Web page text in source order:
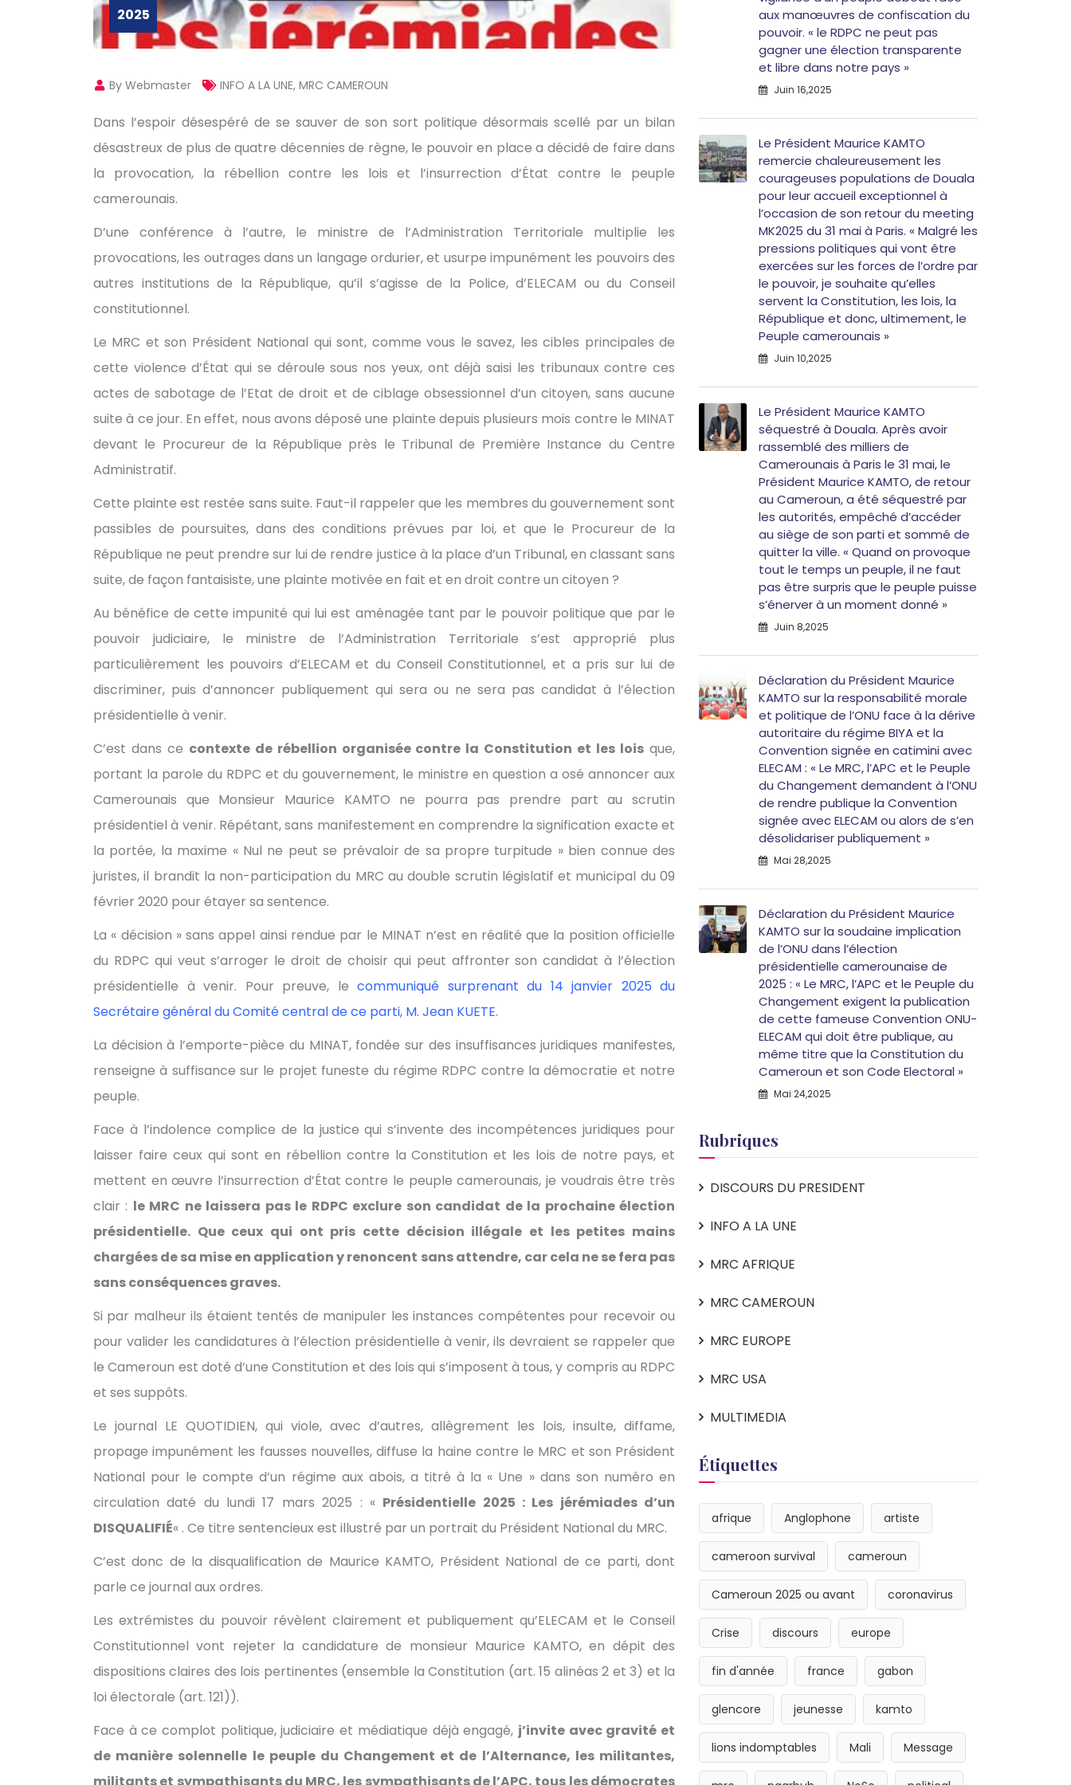
2025
By Webmaster INFO A LA UNE, MRC CAMEROUN
Dans l’espoir désespéré de se sauver de son sort politique désormais scellé par un bilan
désastreux de plus de quatre décennies de règne, le pouvoir en place a décidé de faire dans
la provocation, la rébellion contre les lois et l’insurrection d’État contre le peuple
camerounais.
D’une conférence à l’autre, le ministre de l’Administration Territoriale multiplie les
provocations, les outrages dans un langage ordurier, et usurpe impunément les pouvoirs des
autres institutions de la République, qu’il s’agisse de la Police, d’ELECAM ou du Conseil
constitutionnel.
Le MRC et son Président National qui sont, comme vous le savez, les cibles principales de
cette violence d’État qui se déroule sous nos yeux, ont déjà saisi les tribunaux contre ces
actes de sabotage de l’Etat de droit et de ciblage obsessionnel d’un citoyen, sans aucune
suite à ce jour. En effet, nous avons déposé une plainte depuis plusieurs mois contre le MINAT
devant le Procureur de la République près le Tribunal de Première Instance du Centre
Administratif.
Cette plainte est restée sans suite. Faut-il rappeler que les membres du gouvernement sont
passibles de poursuites, dans des conditions prévues par loi, et que le Procureur de la
République ne peut prendre sur lui de rendre justice à la place d’un Tribunal, en classant sans
suite, de façon fantaisiste, une plainte motivée en fait et en droit contre un citoyen ?
Au bénéfice de cette impunité qui lui est aménagée tant par le pouvoir politique que par le
pouvoir judiciaire, le ministre de l’Administration Territoriale s’est approprié plus
particulièrement les pouvoirs d’ELECAM et du Conseil Constitutionnel, et a pris sur lui de
discriminer, puis d’annoncer publiquement qui sera ou ne sera pas candidat à l’élection
présidentielle à venir.
C’est dans ce contexte de rébellion organisée contre la Constitution et les lois que,
portant la parole du RDPC et du gouvernement, le ministre en question a osé annoncer aux
Camerounais que Monsieur Maurice KAMTO ne pourra pas prendre part au scrutin
présidentiel à venir. Répétant, sans manifestement en comprendre la signification exacte et
la portée, la maxime « Nul ne peut se prévaloir de sa propre turpitude » bien connue des
juristes, il brandit la non-participation du MRC au double scrutin législatif et municipal du 09
février 2020 pour étayer sa sentence.
La « décision » sans appel ainsi rendue par le MINAT n’est en réalité que la position officielle
du RDPC qui veut s’arroger le droit de choisir qui peut affronter son candidat à l’élection
présidentielle à venir. Pour preuve, le communiqué surprenant du 14 janvier 2025 du
Secrétaire général du Comité central de ce parti, M. Jean KUETE.
La décision à l’emporte-pièce du MINAT, fondée sur des insuffisances juridiques manifestes,
renseigne à suffisance sur le projet funeste du régime RDPC contre la démocratie et notre
peuple.
Face à l’indolence complice de la justice qui s’invente des incompétences juridiques pour
laisser faire ceux qui sont en rébellion contre la Constitution et les lois de notre pays, et
mettent en œuvre l’insurrection d’État contre le peuple camerounais, je voudrais être très
clair : le MRC ne laissera pas le RDPC exclure son candidat de la prochaine élection
présidentielle. Que ceux qui ont pris cette décision illégale et les petites mains
chargées de sa mise en application y renoncent sans attendre, car cela ne se fera pas
sans conséquences graves.
Si par malheur ils étaient tentés de manipuler les instances compétentes pour recevoir ou
pour valider les candidatures à l’élection présidentielle à venir, ils devraient se rappeler que
le Cameroun est doté d’une Constitution et des lois qui s’imposent à tous, y compris au RDPC
et ses suppôts.
Le journal LE QUOTIDIEN, qui viole, avec d’autres, allègrement les lois, insulte, diffame,
propage impunément les fausses nouvelles, diffuse la haine contre le MRC et son Président
National pour le compte d’un régime aux abois, a titré à la « Une » dans son numéro en
circulation daté du lundi 17 mars 2025 : « Présidentielle 2025 : Les jérémiades d’un
DISQUALIFIÉ« . Ce titre sentencieux est illustré par un portrait du Président National du MRC.
C’est donc de la disqualification de Maurice KAMTO, Président National de ce parti, dont
parle ce journal aux ordres.
Les extrémistes du pouvoir révèlent clairement et publiquement qu’ELECAM et le Conseil
Constitutionnel vont rejeter la candidature de monsieur Maurice KAMTO, en dépit des
dispositions claires des lois pertinentes (ensemble la Constitution (art. 15 alinéas 2 et 3) et la
loi électorale (art. 121)).
Face à ce complot politique, judiciaire et médiatique déjà engagé, j’invite avec gravité et
de manière solennelle le peuple du Changement et de l’Alternance, les militantes,
aux manœuvres de confiscation du
pouvoir. « le RDPC ne peut pas
gagner une élection transparente
et libre dans notre pays »
Juin 16,2025
Le Président Maurice KAMTO
remercie chaleureusement les
courageuses populations de Douala
pour leur accueil exceptionnel à
l’occasion de son retour du meeting
MK2025 du 31 mai à Paris. « Malgré les
pressions politiques qui vont être
exercées sur les forces de l’ordre par
le pouvoir, je souhaite qu’elles
servent la Constitution, les lois, la
République et donc, ultimement, le
Peuple camerounais »
Juin 10,2025
Le Président Maurice KAMTO
séquestré à Douala. Après avoir
rassemblé des milliers de
Camerounais à Paris le 31 mai, le
Président Maurice KAMTO, de retour
au Cameroun, a été séquestré par
les autorités, empêché d’accéder
au siège de son parti et sommé de
quitter la ville. « Quand on provoque
tout le temps un peuple, il ne faut
pas être surpris que le peuple puisse
s’énerver à un moment donné »
Juin 8,2025
Déclaration du Président Maurice
KAMTO sur la responsabilité morale
et politique de l’ONU face à la dérive
autoritaire du régime BIYA et la
Convention signée en catimini avec
ELECAM : « Le MRC, l’APC et le Peuple
du Changement demandent à l’ONU
de rendre publique la Convention
signée avec ELECAM ou alors de s’en
désolidariser publiquement »
Mai 28,2025
Déclaration du Président Maurice
KAMTO sur la soudaine implication
de l’ONU dans l’élection
présidentielle camerounaise de
2025 : « Le MRC, l’APC et le Peuple du
Changement exigent la publication
de cette fameuse Convention ONU-
ELECAM qui doit être publique, au
même titre que la Constitution du
Cameroun et son Code Electoral »
Mai 24,2025
Rubriques
DISCOURS DU PRESIDENT
INFO A LA UNE
MRC AFRIQUE
MRC CAMEROUN
MRC EUROPE
MRC USA
MULTIMEDIA
Étiquettes
afrique Anglophone artiste
cameroon survival cameroun
Cameroun 2025 ou avant coronavirus
Crise discours europe
fin d'année france gabon
glencore jeunesse kamto
lions indomptables Mali Message